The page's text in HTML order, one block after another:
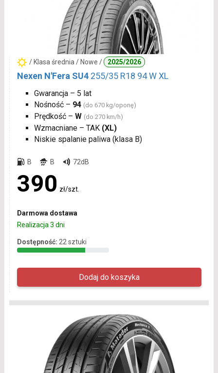
/ Klasa średnia / Nowe / 2025/2026
Nexen N'Fera SU4 255/35 R18 94 W XL
Gwarancja – 5 lat
Nośność – 94 (do 670 kg/oponę)
Prędkość – W (do 270 km/h)
Wzmacniane – TAK (XL)
Niskie spalanie paliwa (klasa B)
B B 72dB
390 zł/szt.
Darmowa dostawa
Realizacja 3 dni
Dostępność: 22 sztuki